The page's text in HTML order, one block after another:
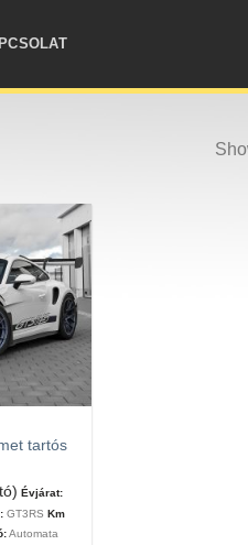
tartós
Évjárat:
GT3RS Km
Automata